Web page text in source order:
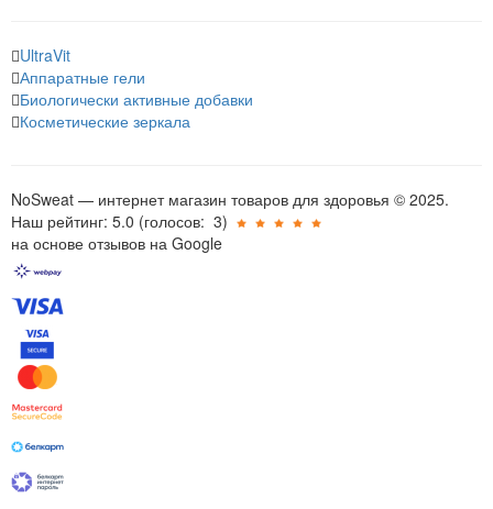
UltraVit
Аппаратные гели
Биологически активные добавки
Косметические зеркала
NoSweat — интернет магазин товаров для здоровья © 2025.
Наш рейтинг: 5.0 (голосов: 3)
на основе отзывов на Google